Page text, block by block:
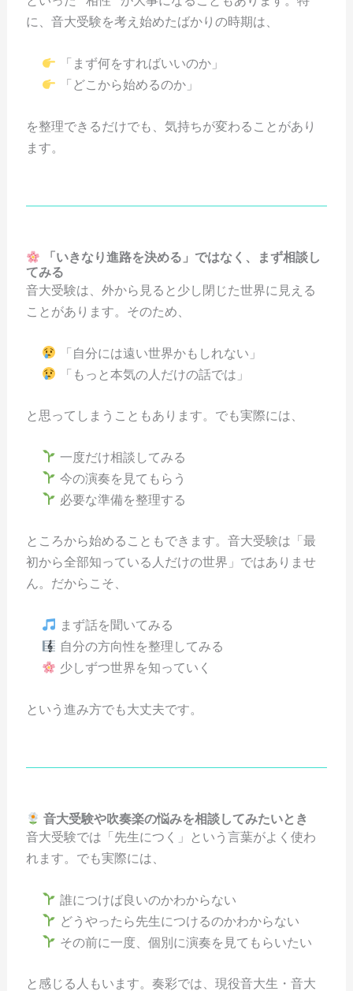
に、音大受験を考え始めたばかりの時期は、
「まず何をすればいいのか」
「どこから始めるのか」
を整理できるだけでも、気持ちが変わることがあり
ます。
「いきなり進路を決める」ではなく、まず相談し
てみる
音大受験は、外から見ると少し閉じた世界に見える
ことがあります。そのため、
「自分には遠い世界かもしれない」
「もっと本気の人だけの話では」
と思ってしまうこともあります。でも実際には、
一度だけ相談してみる
今の演奏を見てもらう
必要な準備を整理する
ところから始めることもできます。音大受験は「最
初から全部知っている人だけの世界」ではありませ
ん。だからこそ、
まず話を聞いてみる
自分の方向性を整理してみる
少しずつ世界を知っていく
という進み方でも大丈夫です。
音大受験や吹奏楽の悩みを相談してみたいとき
音大受験では「先生につく」という言葉がよく使わ
れます。でも実際には、
誰につけば良いのかわからない
どうやったら先生につけるのかわからない
その前に一度、個別に演奏を見てもらいたい
と感じる人もいます。奏彩では、現役音大生・音大